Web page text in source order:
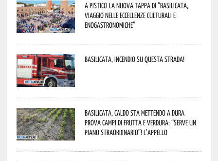
A Pisticci la nuova tappa di “Basilicata,
viaggio nelle eccellenze culturali e
enogastronomiche”
Basilicata, incendio su questa strada!
Basilicata, caldo sta mettendo a dura
prova campi di frutta e verdura: “Serve un
piano straordinario”! L’appello